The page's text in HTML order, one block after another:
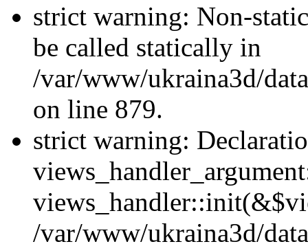
strict warning: Non-
be called statically in
/var/www/ukraina3d/
on line 879.
strict warning:
/var/www/ukraina3d/